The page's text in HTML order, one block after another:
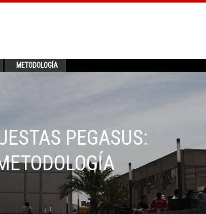
METODOLOGÍA
PEGASUS: